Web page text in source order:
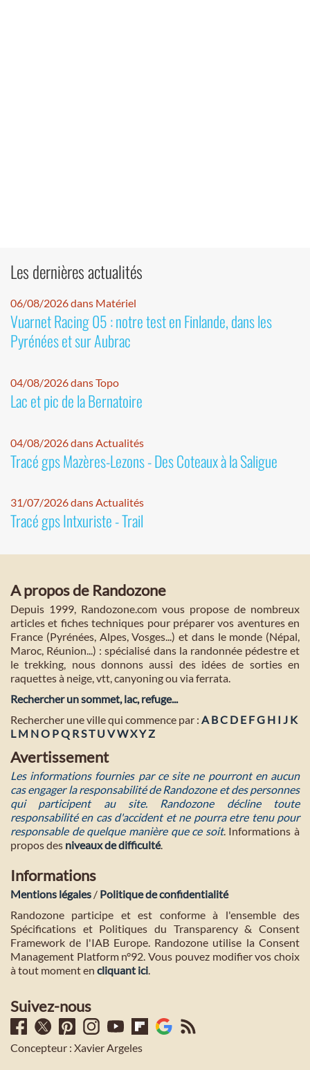
Les dernières actualités
06/08/2026 dans Matériel
Vuarnet Racing 05 : notre test en Finlande, dans les
Pyrénées et sur Aubrac
04/08/2026 dans Topo
Lac et pic de la Bernatoire
04/08/2026 dans Actualités
Tracé gps Mazères-Lezons - Des Coteaux à la Saligue
31/07/2026 dans Actualités
Tracé gps Intxuriste - Trail
A propos de Randozone
Depuis 1999, Randozone.com vous propose de nombreux
articles et fiches techniques pour préparer vos aventures en
France (Pyrénées, Alpes, Vosges...) et dans le monde (Népal,
Maroc, Réunion...) : spécialisé dans la randonnée pédestre et
le trekking, nous donnons aussi des idées de sorties en
raquettes à neige, vtt, canyoning ou via ferrata.
Rechercher un sommet, lac, refuge...
Rechercher une ville qui commence par : A BC D E FG H I J K
L M NO PQ RST U VWXYZ
Avertissement
Les informations fournies par ce site ne pourront en aucun
cas engager la responsabilité de Randozone et des personnes
qui participent au site. Randozone décline toute
responsabilité en cas d'accident et ne pourra etre tenu pour
responsable de quelque manière que ce soit. Informations à
propos des niveaux de difficulté.
Informations
Mentions légales / Politique de confidentialité
Randozone participe et est conforme à l'ensemble des
Spécifications et Politiques du Transparency & Consent
Framework de l'IAB Europe. Randozone utilise la Consent
Management Platform n°92. Vous pouvez modifier vos choix
à tout moment en cliquant ici.
Suivez-nous
Concepteur : Xavier Argeles